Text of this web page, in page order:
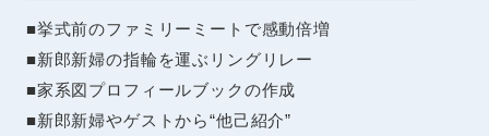
■挙式前のファミリーミートで感動倍増
■新郎新婦の指輪を運ぶリングリレー
■家系図プロフィールブックの作成
■新郎新婦やゲストから“他己紹介”